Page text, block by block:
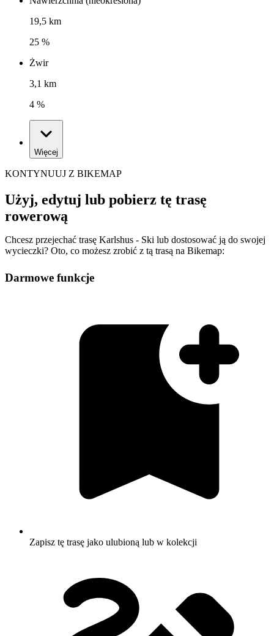
19,5 km
25 %
Żwir
3,1 km
4 %
Więcej
KONTYNUUJ Z BIKEMAP
Użyj, edytuj lub pobierz tę trasę
rowerową
Chcesz przejechać trasę Karlshus - Ski lub dostosować ją do swojej
wycieczki? Oto, co możesz zrobić z tą trasą na Bikemap:
Darmowe funkcje
Zapisz tę trasę jako ulubioną lub w kolekcji